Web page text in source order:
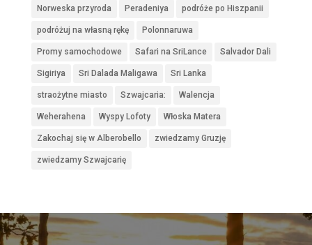
Norweska przyroda Peradeniya podróże po Hiszpanii
podróżuj na własną rękę Polonnaruwa
Promy samochodowe Safari na SriLance Salvador Dali
Sigiriya Sri Dalada Maligawa Sri Lanka
straożytne miasto Szwajcaria: Walencja
Weherahena Wyspy Lofoty Włoska Matera
Zakochaj się w Alberobello zwiedzamy Gruzję
zwiedzamy Szwajcarię